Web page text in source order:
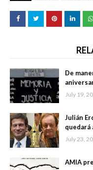
De
July 19,
Julián
quedará
July 23,
AMIA